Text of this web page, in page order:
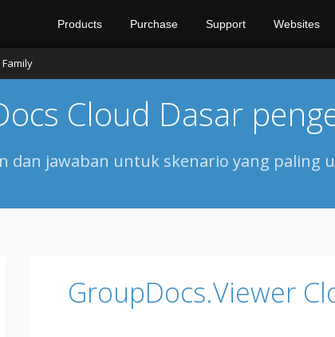
Products Purchase Support Websites
Cloud Dasar
dan jawaban untuk skenario yang paling
GroupDocs.Viewer